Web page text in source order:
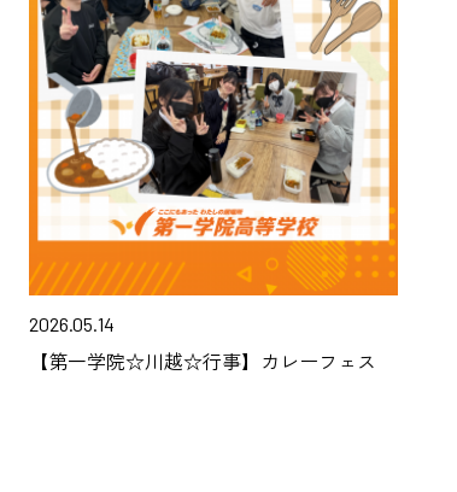
2026.05.14
【第一学院☆川越☆行事】カレーフェス